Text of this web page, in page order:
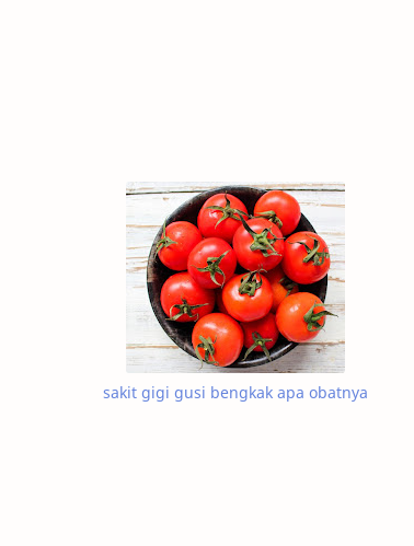
sakit gigi gusi bengkak apa obatnya